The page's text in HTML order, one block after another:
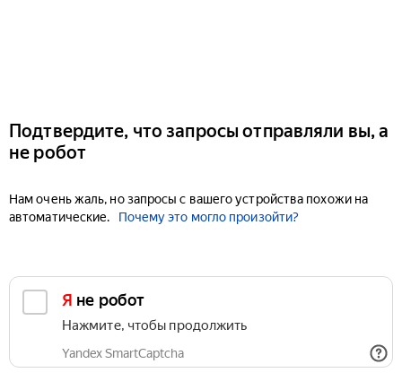
Подтвердите, что запросы отправляли вы, а
не робот
Нам очень жаль, но запросы с вашего устройства похожи на
автоматические.
Почему это могло произойти?
Я не робот
Нажмите, чтобы продолжить
Yandex SmartCaptcha